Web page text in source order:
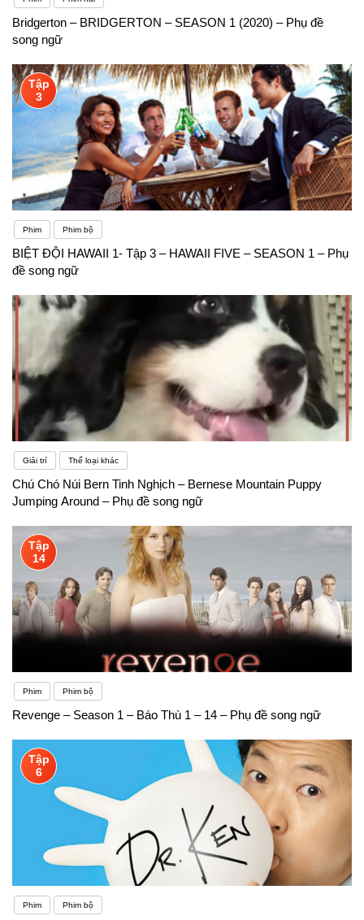
Bridgerton – BRIDGERTON – SEASON 1 (2020) – Phụ đề
song ngữ
Tập
3
Phim Phim bộ
BIỆT ĐỘI HAWAII 1- Tập 3 – HAWAII FIVE – SEASON 1 – Phụ
đề song ngữ
Giải trí Thể loại khác
Chú Chó Núi Bern Tinh Nghịch – Bernese Mountain Puppy
Jumping Around – Phụ đề song ngữ
Tập
14
Phim Phim bộ
Revenge – Season 1 – Báo Thù 1 – 14 – Phụ đề song ngữ
Tập
6
Phim Phim bộ